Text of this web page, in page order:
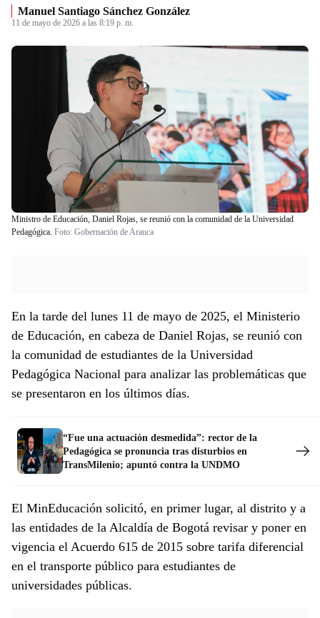
Manuel Santiago Sánchez González
11 de mayo de 2026 a las 8:19 p. m.
Ministro de Educación, Daniel Rojas, se reunió con la comunidad de la Universidad
Pedagógica. Foto: Gobernación de Arauca
En la tarde del lunes 11 de mayo de 2025, el Ministerio
de Educación, en cabeza de Daniel Rojas, se reunió con
la comunidad de estudiantes de la Universidad
Pedagógica Nacional para analizar las problemáticas que
se presentaron en los últimos días.
“Fue una actuación desmedida”: rector de la
Pedagógica se pronuncia tras disturbios en
TransMilenio; apuntó contra la UNDMO
El MinEducación solicitó, en primer lugar, al distrito y a
las entidades de la Alcaldía de Bogotá revisar y poner en
vigencia el Acuerdo 615 de 2015 sobre tarifa diferencial
en el transporte público para estudiantes de
universidades públicas.